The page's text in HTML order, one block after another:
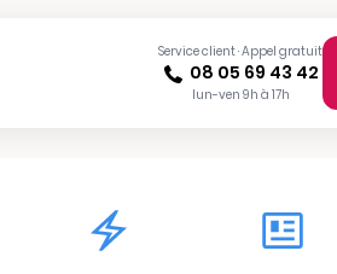
Service client · Appel gratuit
08 05 69 43 42
lun-ven 9h à 17h